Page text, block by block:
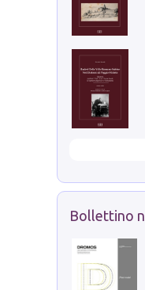
Bollettino